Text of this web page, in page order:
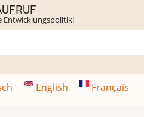
Entwicklungspolitik!
English Français